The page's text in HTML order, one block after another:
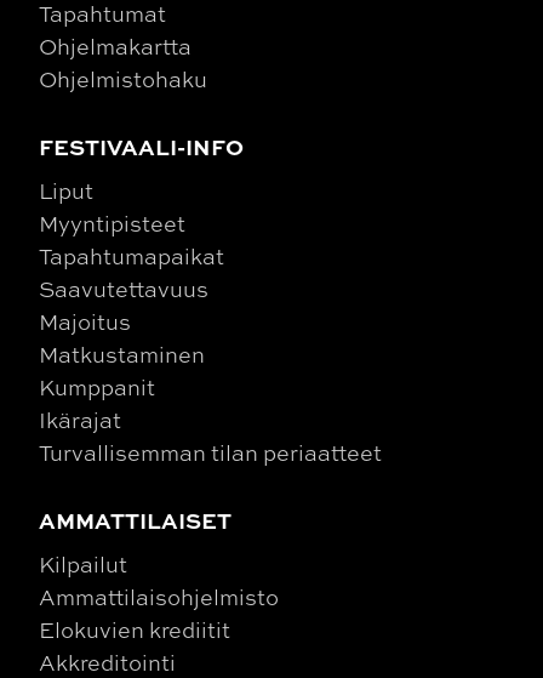
Tapahtumat
Ohjelmakartta
Ohjelmistohaku
FESTIVAALI-INFO
Liput
Myyntipisteet
Tapahtumapaikat
Saavutettavuus
Majoitus
Matkustaminen
Kumppanit
Ikärajat
Turvallisemman tilan periaatteet
AMMATTILAISET
Kilpailut
Ammattilaisohjelmisto
Elokuvien krediitit
Akkreditointi